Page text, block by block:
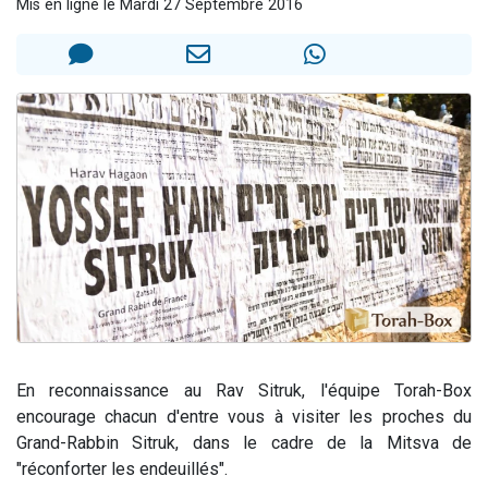
Dovan vient de donner son Maasser
Malgorzata vient de donner son Maasser
3 personnes viennent de nous rejoindre sur WhatsApp
Mis en ligne le Mardi 27 Septembre 2016
En reconnaissance au Rav Sitruk, l'équipe Torah-Box
encourage chacun d'entre vous à visiter les proches du
Grand-Rabbin Sitruk, dans le cadre de la Mitsva de
"réconforter les endeuillés".